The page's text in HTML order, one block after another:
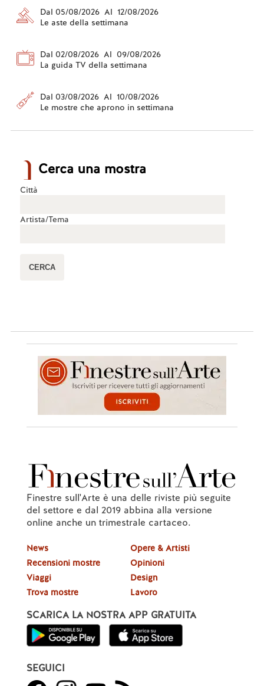
Dal 05/08/2026 Al 12/08/2026
Le aste della settimana
Dal 02/08/2026 Al 09/08/2026
La guida TV della settimana
Dal 03/08/2026 Al 10/08/2026
Le mostre che aprono in settimana
Cerca una mostra
Città
Artista/Tema
Finestre sull'Arte è una delle riviste più seguite
del settore e dal 2019 abbina alla versione
online anche un trimestrale cartaceo.
News
Recensioni mostre
Viaggi
Trova mostre
Opere & Artisti
Opinioni
Design
Lavoro
SCARICA LA NOSTRA APP GRATUITA
SEGUICI